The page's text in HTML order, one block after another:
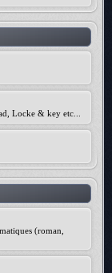
Locke & key etc...
(roman,